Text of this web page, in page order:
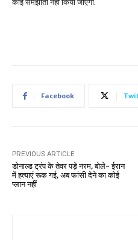
कोई समझौता नहीं किया जाएगा.
Facebook
PREVIOUS ARTICLE
डोनाल्ड ट्रंप के तेवर पड़े नरम, बोले- ईरान
में हत्याएं रूक गई, अब फांसी देने का कोई
प्लान नहीं